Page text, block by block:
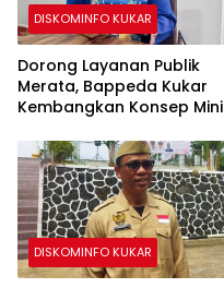
DISKOMINFO KUKAR
Dorong Layanan Publik
Merata, Bappeda Kukar
Kembangkan Konsep Mini
DISKOMINFO KUKAR